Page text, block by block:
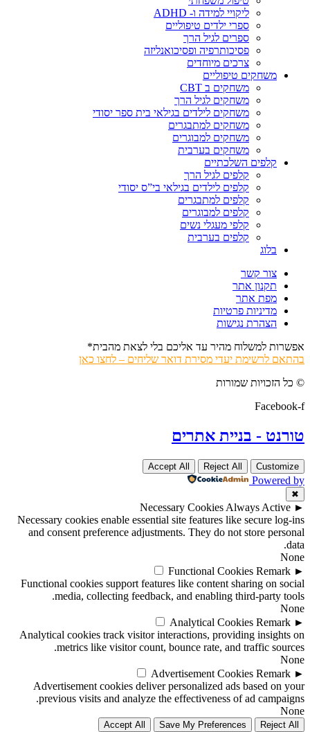
ליקויי למידה ו- ADHD
ספרי ילדים טיפוליים
ספרים לגיל הרך
פסיכותרפיה ופסיכואנליזה
צרכים מיוחדים
משחקים טיפוליים
משחקים ב CBT
משחקים לגיל הרך
משחקים לילדים בגילאי בית ספר יסודי
משחקים למתבגרים
משחקים למבוגרים
משחקים בערבית
קלפים השלכתיים
קלפים לגיל הרך
קלפים לילדים בגילאי בי”ס יסודי
קלפים למתבגרים
קלפים למבוגרים
קלפי מעגלי נשים
קלפים בערבית
בלוג
צור קשר
תקנון אתר
מפת אתר
מדיניות פרטיות
הצהרת נגישות
אפשרות למשלוח מהיר עד אליכם בלי לצאת מהבית*
בהתאם לרשימת יעדי מסירת דואר שליחים – לחצו כאן
© כל הזכויות שמורות
Facebook-f
טורנט - בניית אתרים
Customize
Reject All
Accept All
Powered by
✖
►
Necessary Cookies Always Active
Necessary cookies enable essential site features like secure log-ins
and consent preference adjustments. They do not store personal
data.
None
►
Functional Cookies Remark
Functional cookies support features like content sharing on social
media, collecting feedback, and enabling third-party tools.
None
►
Analytical Cookies Remark
Analytical cookies track visitor interactions, providing insights on
metrics like visitor count, bounce rate, and traffic sources.
None
►
Advertisement Cookies Remark
Advertisement cookies deliver personalized ads based on your
previous visits and analyze the effectiveness of ad campaigns.
None
Reject All
Save My Preferences
Accept All